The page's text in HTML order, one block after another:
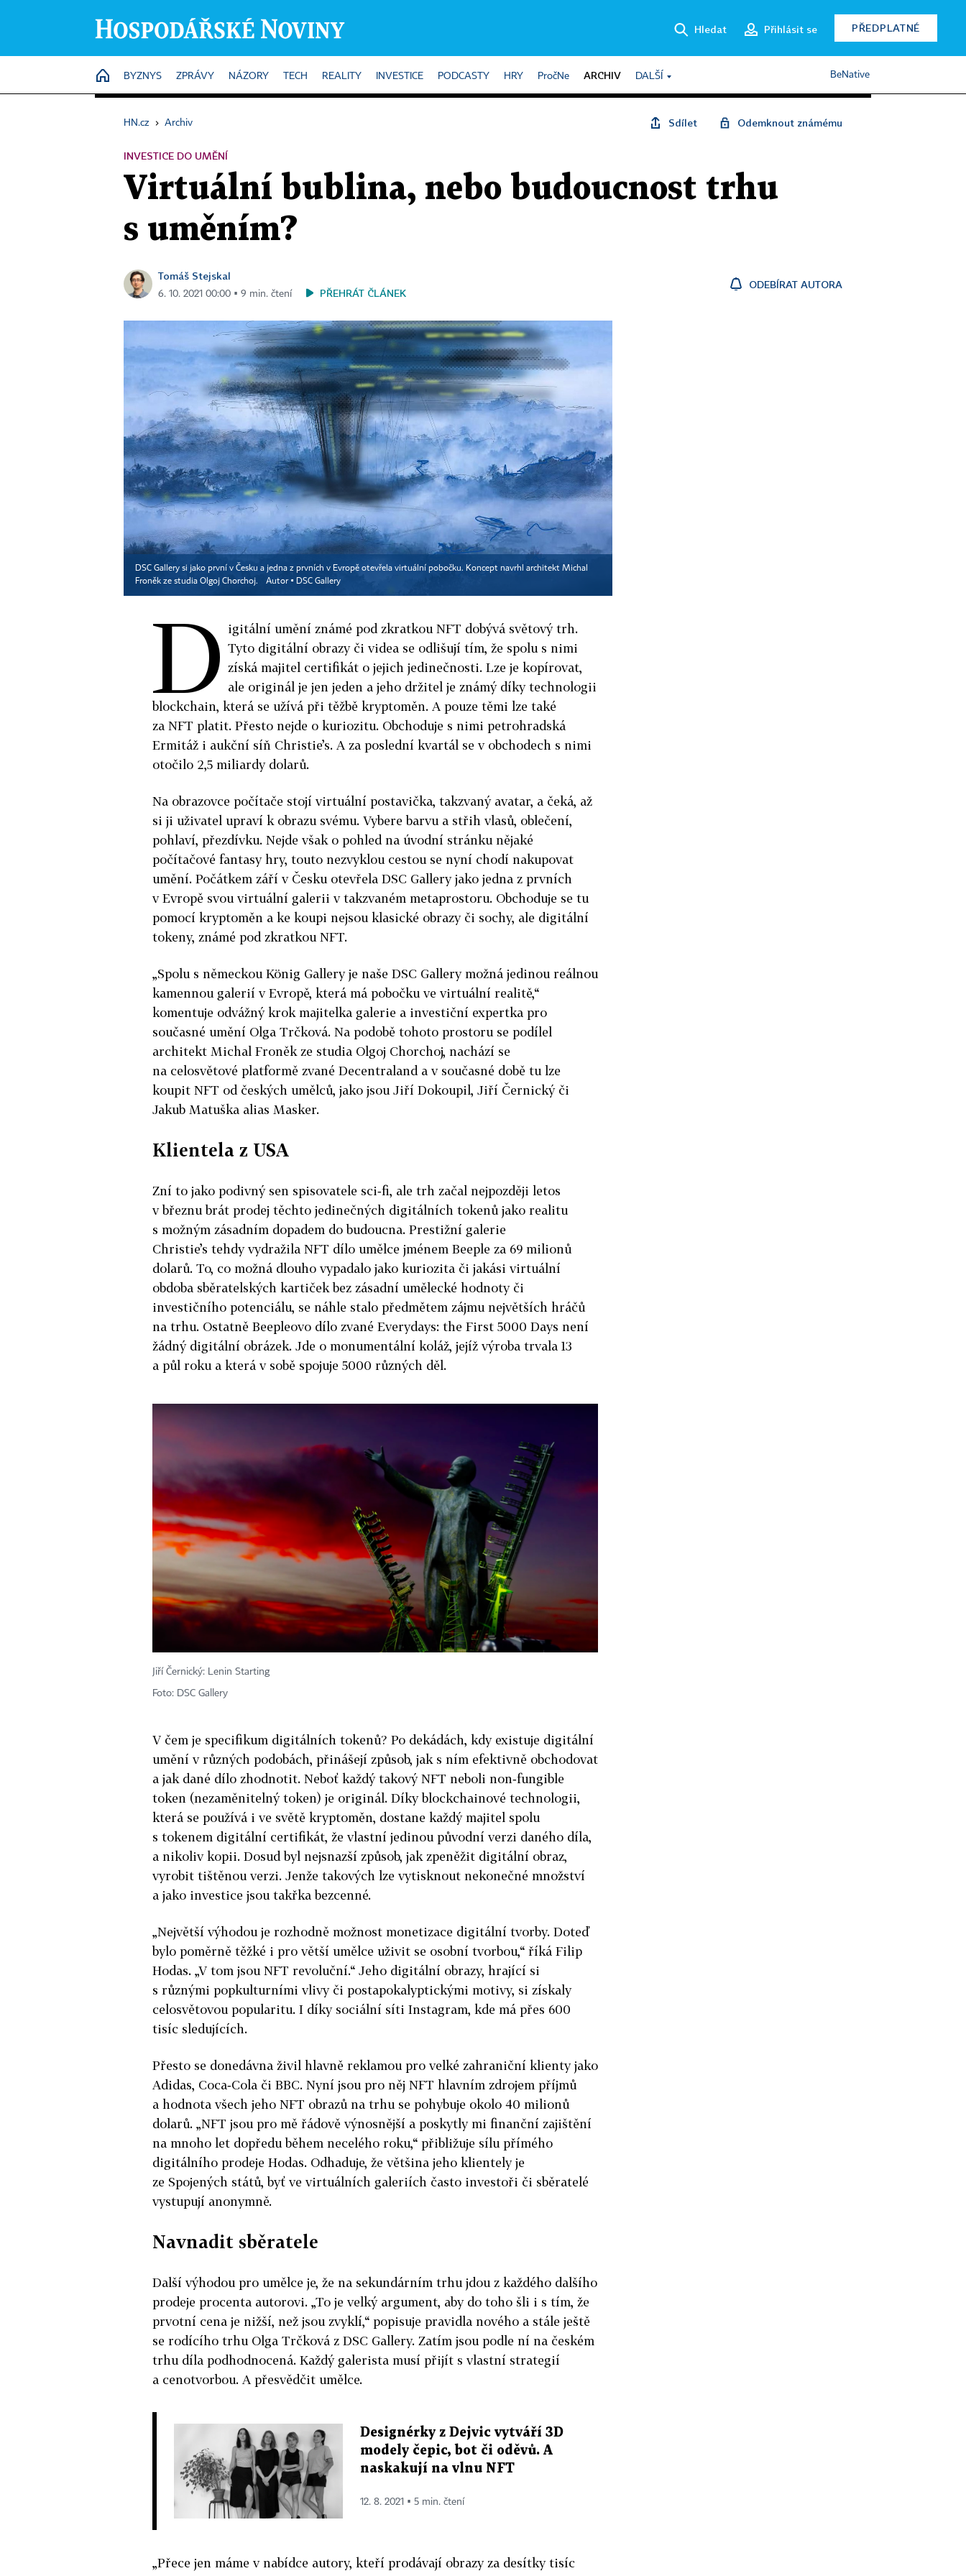
Hledat Přihlásit se PŘEDPLATNÉ
HOME
BYZNYS ZPRÁVY NÁZORY TECH REALITY INVESTICE PODCASTY HRY PročNe ARCHIV DALŠÍ BeNative
HN.cz › Archiv Sdílet Odemknout známému
INVESTICE DO UMĚNÍ
Virtuální bublina, nebo budoucnost trhu
s uměním?
Tomáš Stejskal
6. 10. 2021 00:00 ▪ 9 min. čtení PŘEHRÁT ČLÁNEK
ODEBÍRAT AUTORA
DSC Gallery si jako první v Česku a jedna z prvních v Evropě otevřela virtuální pobočku. Koncept navrhl architekt Michal
Froněk ze studia Olgoj Chorchoj.
Autor ▪ DSC Gallery
D igitální umění známé pod zkratkou NFT dobývá světový trh.
Tyto digitální obrazy či videa se odlišují tím, že spolu s nimi
získá majitel certifikát o jejich jedinečnosti. Lze je kopírovat,
ale originál je jen jeden a jeho držitel je známý díky technologii
blockchain, která se užívá při těžbě kryptoměn. A pouze těmi lze také
za NFT platit. Přesto nejde o kuriozitu. Obchoduje s nimi petrohradská
Ermitáž i aukční síň Christie’s. A za poslední kvartál se v obchodech s nimi
otočilo 2,5 miliardy dolarů.
Na obrazovce počítače stojí virtuální postavička, takzvaný avatar, a čeká, až
si ji uživatel upraví k obrazu svému. Vybere barvu a střih vlasů, oblečení,
pohlaví, přezdívku. Nejde však o pohled na úvodní stránku nějaké
počítačové fantasy hry, touto nezvyklou cestou se nyní chodí nakupovat
umění. Počátkem září v Česku otevřela DSC Gallery jako jedna z prvních
v Evropě svou virtuální galerii v takzvaném metaprostoru. Obchoduje se tu
pomocí kryptoměn a ke koupi nejsou klasické obrazy či sochy, ale digitální
tokeny, známé pod zkratkou NFT.
„Spolu s německou König Gallery je naše DSC Gallery možná jedinou reálnou
kamennou galerií v Evropě, která má pobočku ve virtuální realitě,“
komentuje odvážný krok majitelka galerie a investiční expertka pro
současné umění Olga Trčková. Na podobě tohoto prostoru se podílel
architekt Michal Froněk ze studia Olgoj Chorchoj, nachází se
na celosvětové platformě zvané Decentraland a v současné době tu lze
koupit NFT od českých umělců, jako jsou Jiří Dokoupil, Jiří Černický či
Jakub Matuška alias Masker.
Klientela z USA
Zní to jako podivný sen spisovatele sci‑fi, ale trh začal nejpozději letos
v březnu brát prodej těchto jedinečných digitálních tokenů jako realitu
s možným zásadním dopadem do budoucna. Prestižní galerie
Christie’s tehdy vydražila NFT dílo umělce jménem Beeple za 69 milionů
dolarů. To, co možná dlouho vypadalo jako kuriozita či jakási virtuální
obdoba sběratelských kartiček bez zásadní umělecké hodnoty či
investičního potenciálu, se náhle stalo předmětem zájmu největších hráčů
na trhu. Ostatně Beepleovo dílo zvané Everydays: the First 5000 Days není
žádný digitální obrázek. Jde o monumentální koláž, jejíž výroba trvala 13
a půl roku a která v sobě spojuje 5000 různých děl.
Jiří Černický: Lenin Starting
Foto: DSC Gallery
V čem je specifikum digitálních tokenů? Po dekádách, kdy existuje digitální
umění v různých podobách, přinášejí způsob, jak s ním efektivně obchodovat
a jak dané dílo zhodnotit. Neboť každý takový NFT neboli non‑fungible
token (nezaměnitelný token) je originál. Díky blockchainové technologii,
která se používá i ve světě kryptoměn, dostane každý majitel spolu
s tokenem digitální certifikát, že vlastní jedinou původní verzi daného díla,
a nikoliv kopii. Dosud byl nejsnazší způsob, jak zpeněžit digitální obraz,
vyrobit tištěnou verzi. Jenže takových lze vytisknout nekonečné množství
a jako investice jsou takřka bezcenné.
„Největší výhodou je rozhodně možnost monetizace digitální tvorby. Doteď
bylo poměrně těžké i pro větší umělce uživit se osobní tvorbou,“ říká Filip
Hodas. „V tom jsou NFT revoluční.“ Jeho digitální obrazy, hrající si
s různými popkulturními vlivy či postapokalyptickými motivy, si získaly
celosvětovou popularitu. I díky sociální síti Instagram, kde má přes 600
tisíc sledujících.
Přesto se donedávna živil hlavně reklamou pro velké zahraniční klienty jako
Adidas, Coca‑Cola či BBC. Nyní jsou pro něj NFT hlavním zdrojem příjmů
a hodnota všech jeho NFT obrazů na trhu se pohybuje okolo 40 milionů
dolarů. „NFT jsou pro mě řádově výnosnější a poskytly mi finanční zajištění
na mnoho let dopředu během necelého roku,“ přibližuje sílu přímého
digitálního prodeje Hodas. Odhaduje, že většina jeho klientely je
ze Spojených států, byť ve virtuálních galeriích často investoři či sběratelé
vystupují anonymně.
Navnadit sběratele
Další výhodou pro umělce je, že na sekundárním trhu jdou z každého dalšího
prodeje procenta autorovi. „To je velký argument, aby do toho šli i s tím, že
prvotní cena je nižší, než jsou zvyklí,“ popisuje pravidla nového a stále ještě
se rodícího trhu Olga Trčková z DSC Gallery. Zatím jsou podle ní na českém
trhu díla podhodnocená. Každý galerista musí přijít s vlastní strategií
a cenotvorbou. A přesvědčit umělce.
Designérky z Dejvic vytváří 3D
modely čepic, bot či oděvů. A
naskakují na vlnu NFT
12. 8. 2021 ▪ 5 min. čtení
„Přece jen máme v nabídce autory, kteří prodávají obrazy za desítky tisíc